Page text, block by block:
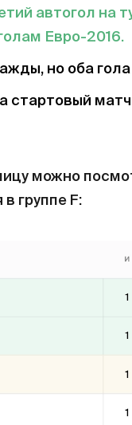
автогол на
Евро-2016.
но оба
стартовый
можно
группе F: